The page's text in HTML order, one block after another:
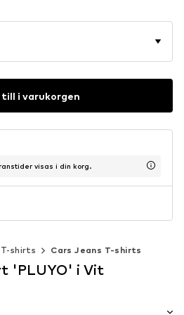
till i varukorgen
visas i din korg.
T-shirts Cars Jeans T-shirts
'PLUYO' i Vit